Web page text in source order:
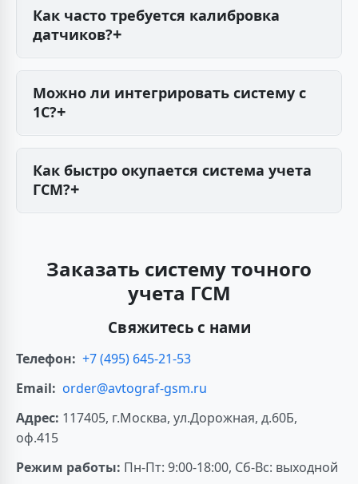
ультразвуковыми, емкостными и проточными
датчиками. Выбор зависит от типа
измерений.
Как часто требуется калибровка
датчиков?
Рекомендуемая периодичность калибровки -
1 раз в год. Некоторые современные датчики
могут работать без калибровки до 3 лет.
Можно ли интегрировать систему с
1С?
Да, наши системы учета ГСМ поддерживают
интеграцию с 1С и другими учетными
системами через API или выгрузку отчетов.
Как быстро окупается система учета
ГСМ?
сокращения его нецелевого использования.
Заказать систему точного
учета ГСМ
Свяжитесь с нами
Телефон: +7 (495) 645-21-53
Email: order@avtograf-gsm.ru
Адрес: 117405, г.Москва, ул.Дорожная, д.60Б,
оф.415
Режим работы: Пн-Пт: 9:00-18:00, Сб-Вс: выходной